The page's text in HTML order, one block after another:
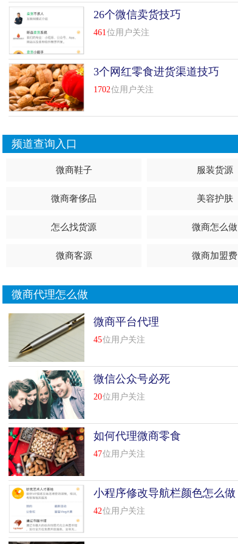
26个微信卖货技巧
461 位用户关注
3个网红零食进货渠道技巧
1702位用户关注
频道查询入口
微商鞋子 服装货源
微商奢侈品 美容护肤
怎么找货源 微商怎么做
微商客源 微商加盟费
微商代理怎么做
微商平台代理
45位用户关注
微信公众号必死
20位用户关注
如何代理微商零食
47位用户关注
小程序修改导航栏颜色怎么做
42位用户关注